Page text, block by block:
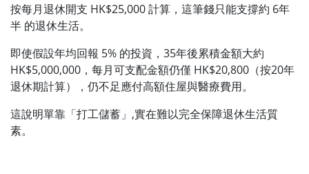
按每月退休開支 HK$25,000 計算，這筆錢只能支撐約 6年
半 的退休生活。
即使假設年均回報 5% 的投資，35年後累積金額大約
HK$5,000,000，每月可支配金額仍僅 HK$20,800（按20年
退休期計算），仍不足應付高額住屋與醫療費用。
這說明單靠「打工儲蓄」,實在難以完全保障退休生活質
素。